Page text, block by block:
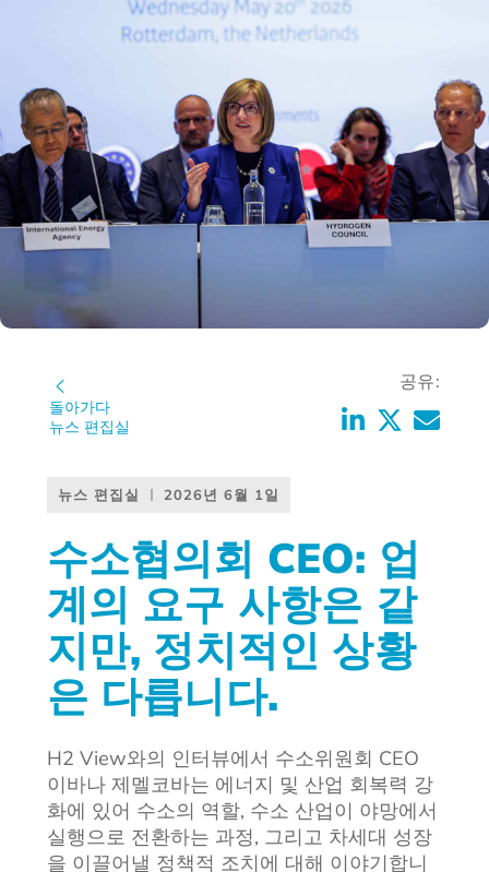
돌아가다
뉴스 편집실
공유:
뉴스 편집실 2026년 6월 1일
수소협의회 CEO: 업
계의 요구 사항은 같
지만, 정치적인 상황
은 다릅니다.
H2 View와의 인터뷰에서 수소위원회 CEO
이바나 제멜코바는 에너지 및 산업 회복력 강
화에 있어 수소의 역할, 수소 산업이 야망에서
실행으로 전환하는 과정, 그리고 차세대 성장
을 이끌어낼 정책적 조치에 대해 이야기합니